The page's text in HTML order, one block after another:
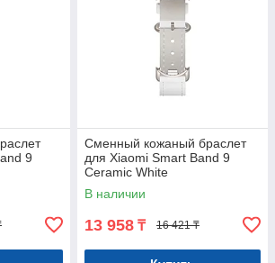
9
Сменный кожаный браслет
для Xiaomi Smart Band 9
Ceramic White
В наличии
13 958 ₸ 16 421 ₸